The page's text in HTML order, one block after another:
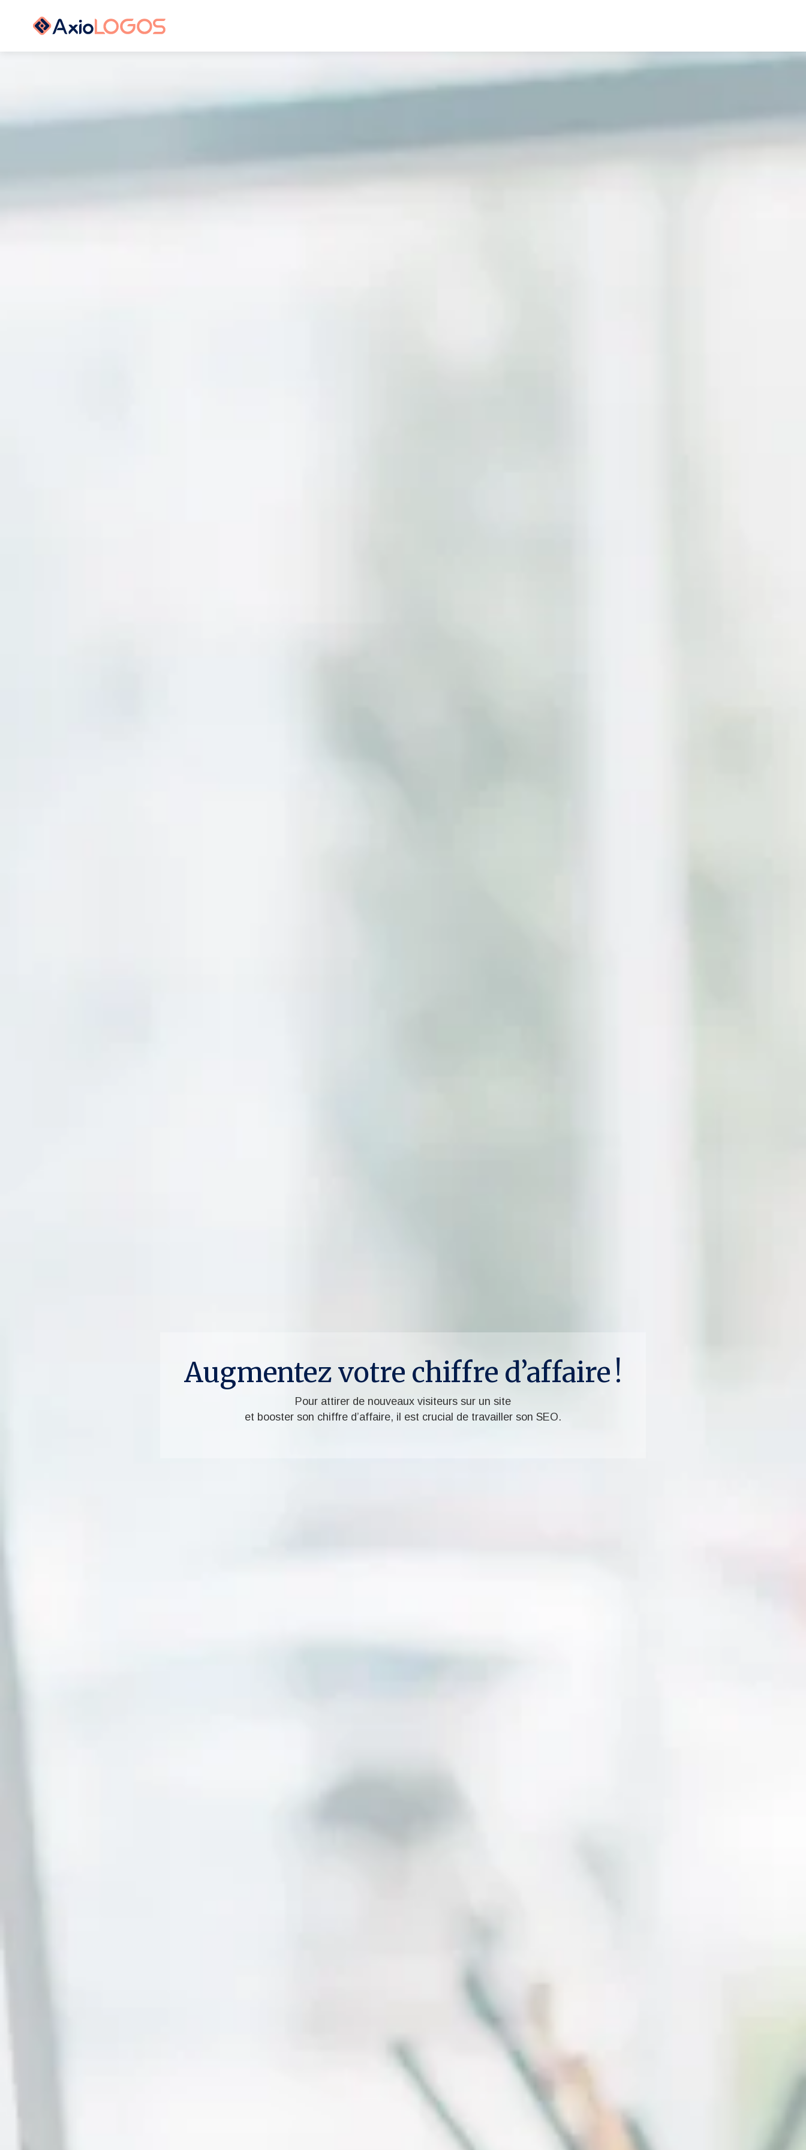
Augmentez votre chiffre d’affaire !
Pour attirer de nouveaux visiteurs sur un site
et booster son chiffre d’affaire, il est crucial de travailler son SEO.